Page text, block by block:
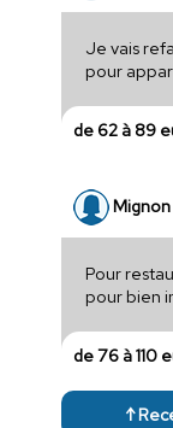
Je vais
pour
de 62 à 89
Mignon
Pour
pour bien
de 76 à 110
↑